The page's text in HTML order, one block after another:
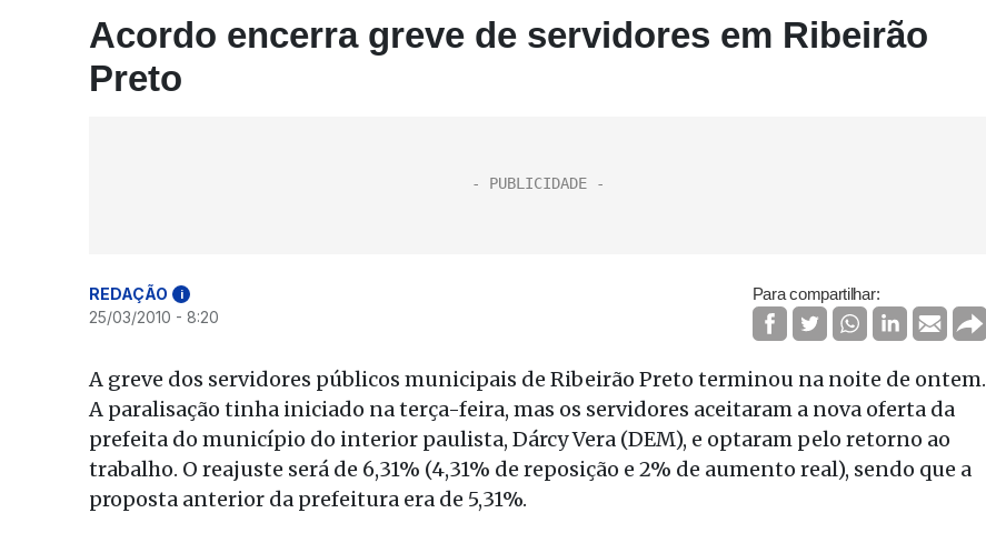
Acordo encerra greve de servidores em Ribeirão
Preto
REDAÇÃO i
25/03/2010 - 8:20
Para compartilhar:
A greve dos servidores públicos municipais de Ribeirão Preto terminou na noite de ontem.
A paralisação tinha iniciado na terça-feira, mas os servidores aceitaram a nova oferta da
prefeita do município do interior paulista, Dárcy Vera (DEM), e optaram pelo retorno ao
trabalho. O reajuste será de 6,31% (4,31% de reposição e 2% de aumento real), sendo que a
proposta anterior da prefeitura era de 5,31%.